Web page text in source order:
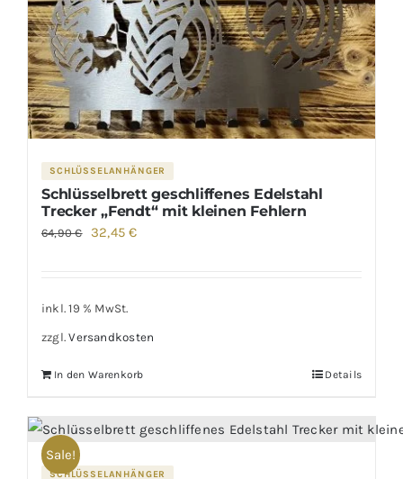
SCHLÜSSELANHÄNGER
Schlüsselbrett geschliffenes Edelstahl
Trecker „Fendt“ mit kleinen Fehlern
64,90€
Ursprünglicher
64,90 €
32,45€Aktueller
inkl. 19 % MwSt.
zzgl.Versandkosten
In den Warenkorb Details
Sale!
SCHLÜSSELANHÄNGER